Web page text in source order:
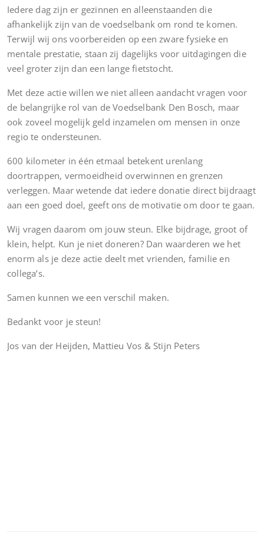
Iedere dag zijn er gezinnen en alleenstaanden die
afhankelijk zijn van de voedselbank om rond te komen.
Terwijl wij ons voorbereiden op een zware fysieke en
mentale prestatie, staan zij dagelijks voor uitdagingen die
veel groter zijn dan een lange fietstocht.
Met deze actie willen we niet alleen aandacht vragen voor
de belangrijke rol van de Voedselbank Den Bosch, maar
ook zoveel mogelijk geld inzamelen om mensen in onze
regio te ondersteunen.
600 kilometer in één etmaal betekent urenlang
doortrappen, vermoeidheid overwinnen en grenzen
verleggen. Maar wetende dat iedere donatie direct bijdraagt
aan een goed doel, geeft ons de motivatie om door te gaan.
Wij vragen daarom om jouw steun. Elke bijdrage, groot of
klein, helpt. Kun je niet doneren? Dan waarderen we het
enorm als je deze actie deelt met vrienden, familie en
collega’s.
Samen kunnen we een verschil maken.
Bedankt voor je steun!
Jos van der Heijden, Mattieu Vos & Stijn Peters